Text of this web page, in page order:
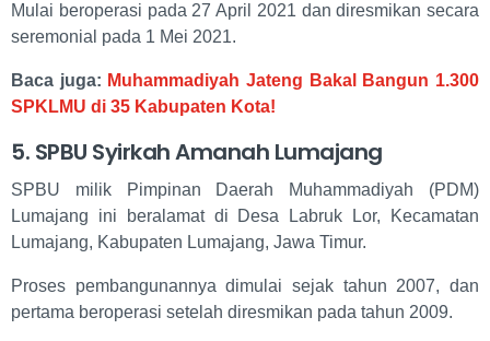
Mulai beroperasi pada 27 April 2021 dan diresmikan secara
seremonial pada 1 Mei 2021.
Baca juga: Muhammadiyah Jateng Bakal Bangun 1.300
SPKLMU di 35 Kabupaten Kota!
5. SPBU Syirkah Amanah Lumajang
SPBU milik Pimpinan Daerah Muhammadiyah (PDM)
Lumajang ini beralamat di Desa Labruk Lor, Kecamatan
Lumajang, Kabupaten Lumajang, Jawa Timur.
Proses pembangunannya dimulai sejak tahun 2007, dan
pertama beroperasi setelah diresmikan pada tahun 2009.